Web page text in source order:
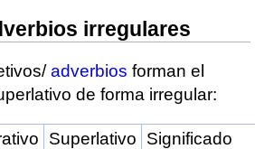
irregulares
adverbios forman el
de forma irregular:
Superlativo Significado